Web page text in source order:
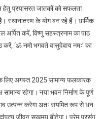
हेतु प्रयासरत जातकों को सफलता
स्थानांतरण के योग बन रहे हैं। धार्मिक
अर्पित करें, विष्णु सहस्त्रनाम का पाठ
करें, ‘ॐ नमो भगवते वासुदेवाय नमः’ का
लिए अगस्त 2025 सामान्य फलकारक
रहेगा। नया भवन निर्माण के पूर्ण
उत्पन्न करेगा अतः संयमित रूप से धन
जीवन सुखमय बीतेगा। प्रेम प्रसंग